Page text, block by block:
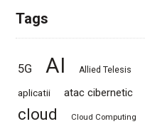
Tags
5G AI Allied Telesis
aplicatii atac cibernetic
cloud Cloud Computing